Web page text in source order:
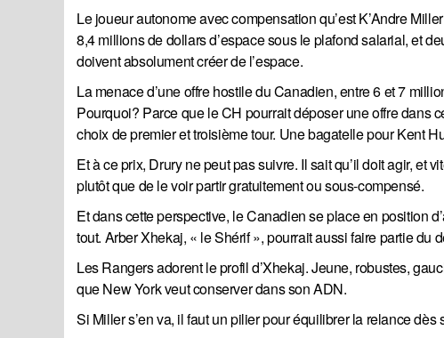
Le joueur autonome avec compensation qu’est K’Andre
8,4 millions de dollars d’espace sous le plafond salarial, et
doivent absolument créer de l’espace.
La menace d’une offre hostile du Canadien, entre 6 et 7
Pourquoi? Parce que le CH pourrait déposer une offre dans
choix de premier et troisième tour. Une bagatelle pour Kent
Et à ce prix, Drury ne peut pas suivre. Il sait qu’il doit agir,
plutôt que de le voir partir gratuitement ou sous-compensé.
Et dans cette perspective, le Canadien se place en position
tout. Arber Xhekaj, « le Shérif », pourrait aussi faire partie du
Les Rangers adorent le profil d’Xhekaj. Jeune, robustes,
que New York veut conserver dans son ADN.
Si Miller s’en va, il faut un pilier pour équilibrer la relance